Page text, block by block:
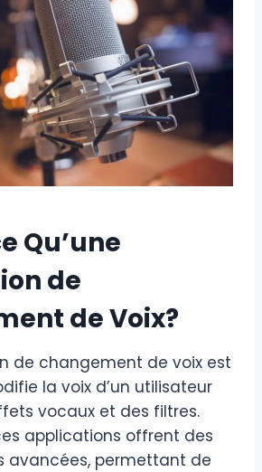
Qu’une
de
de Voix?
de changement de voix est
la voix d’un utilisateur
vocaux et des filtres.
applications offrent des
avancées, permettant de